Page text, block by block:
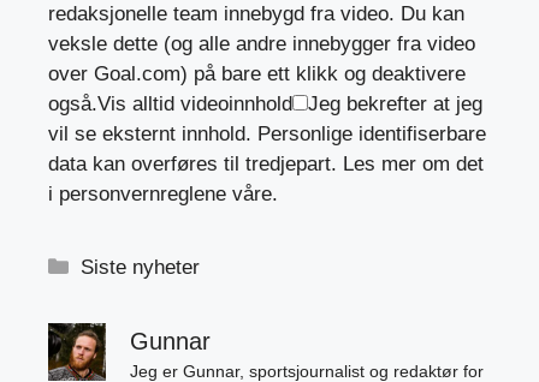
redaksjonelle team innebygd fra video. Du kan
veksle dette (og alle andre innebygger fra video
over Goal.com) på bare ett klikk og deaktivere
også.Vis alltid videoinnhold
Jeg bekrefter at jeg
vil se eksternt innhold. Personlige identifiserbare
data kan overføres til tredjepart. Les mer om det
i personvernreglene våre.
Kategorier
Siste nyheter
Gunnar
Jeg er Gunnar, sportsjournalist og redaktør for